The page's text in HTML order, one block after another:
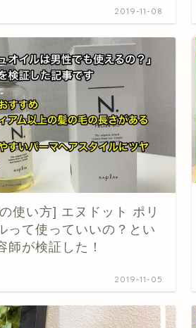
2019-11-08
使い方] エヌドット ポリ
って使っていいの？とい
師が検証した！
2019-11-05